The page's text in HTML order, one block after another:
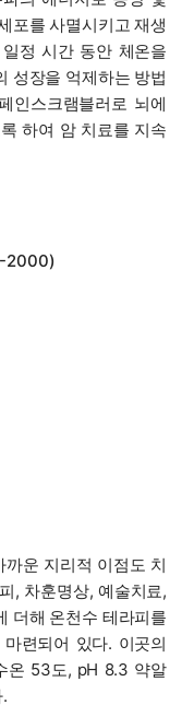
포를 사멸시키고 재생
정 시간 동안 체온을
성장을 억제하는 방법
인스크램블러로 뇌에
하여 암 치료를 지속
2000)
운 지리적 이점도 치
, 차훈명상, 예술치료,
더해 온천수 테라피를
련되어 있다. 이곳의
온 53도, pH 8.3 약알